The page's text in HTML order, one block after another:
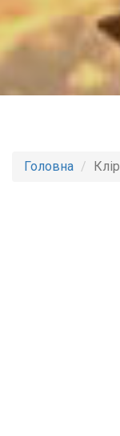
Головна